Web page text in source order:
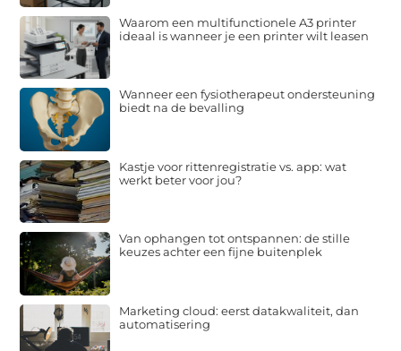
Waarom een multifunctionele A3 printer
ideaal is wanneer je een printer wilt leasen
Wanneer een fysiotherapeut ondersteuning
biedt na de bevalling
Kastje voor rittenregistratie vs. app: wat
werkt beter voor jou?
Van ophangen tot ontspannen: de stille
keuzes achter een fijne buitenplek
Marketing cloud: eerst datakwaliteit, dan
automatisering